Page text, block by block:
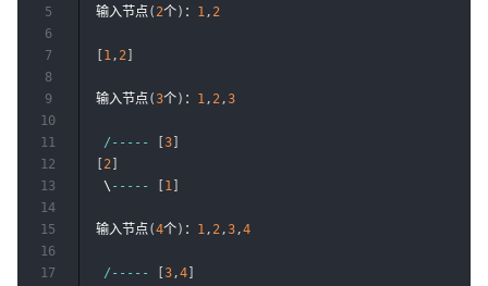
输入节点( 2个) ： 1, 2
1, 2
输入节点(3个) ： 1, 2,3
/ -- -- - 3
2
\ -- -- - 1
输入节点(4个) ： 1, 2,3,4
/ -- -- - 3,4
5
6
7
8
9
10
11
12
13
14
15
16
17